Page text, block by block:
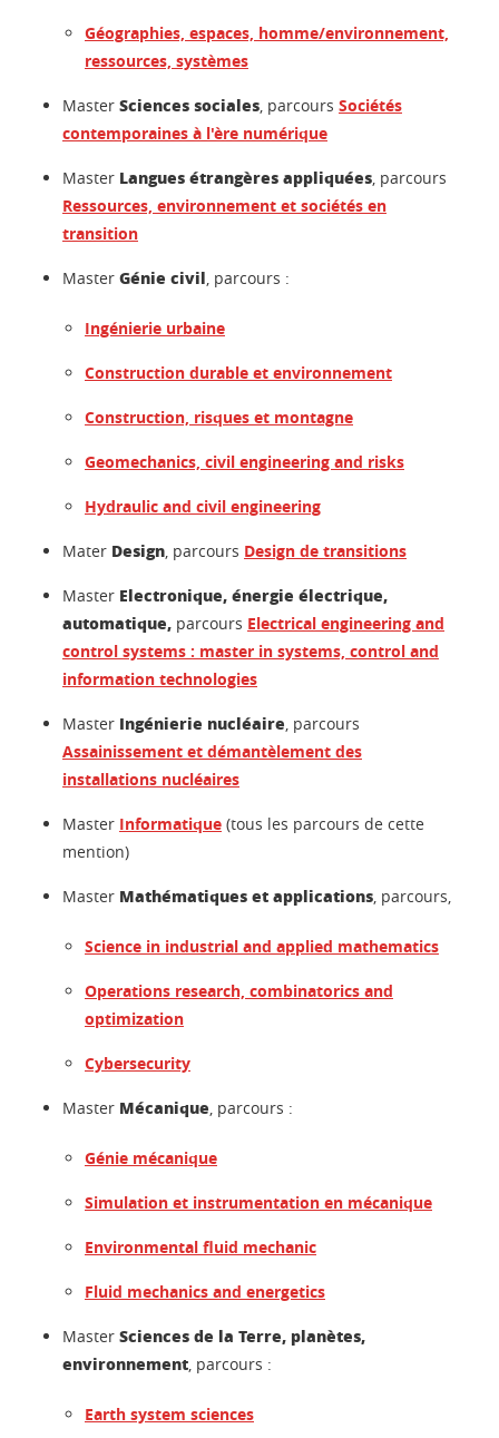
Géographies, espaces, homme/environnement,
ressources, systèmes
Master Sciences sociales , parcours Sociétés
contemporaines à l'ère numérique
Master Langues étrangères appliquées , parcours
Ressources, environnement et sociétés en
transition
Master Génie civil , parcours :
Ingénierie urbaine
Construction durable et environnement
Construction, risques et montagne
Geomechanics, civil engineering and risks
Hydraulic and civil engineering
Mater Design , parcours Design de transitions
Master Electronique, énergie électrique,
automatique, parcours Electrical engineering and
control systems : master in systems, control and
information technologies
Master Ingénierie nucléaire , parcours
Assainissement et démantèlement des
installations nucléaires
Master Informatique (tous les parcours de cette
mention)
Master Mathématiques et applications , parcours,
Science in industrial and applied mathematics
Operations research, combinatorics and
optimization
Cybersecurity
Master Mécanique , parcours :
Génie mécanique
Simulation et instrumentation en mécanique
Environmental fluid mechanic
Fluid mechanics and energetics
Master Sciences de la Terre, planètes,
environnement , parcours :
Earth system sciences